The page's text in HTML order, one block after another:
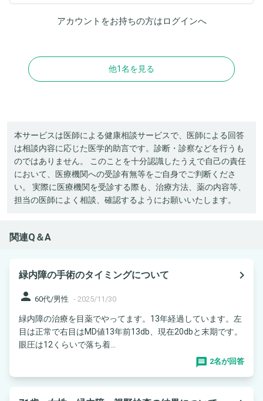
アカウントをお持ちの方はログインへ
他1名を見る
本サービスは医師による健康相談サービスで、医師による回答
は相談内容に応じた医学的助言です。診断・診察などを行うも
のではありません。 このことを十分認識したうえで自己の責任
において、医療機関への受診有無等をご自身でご判断くださ
い。 実際に医療機関を受診する際も、治療方法、薬の内容等、
担当の医師によく相談、確認するようにお願いいたします。
関連Q＆A
緑内障の手術のタイミングについて
navigate_next
person 60代/男性 - 2025/11/30
緑内障の治療を目薬でやってます。13年経過しています。左
目は正常で右目はMD値13年前13db、現在20dbと末期です。
眼圧は12くらいで落ち着...
2名が回答